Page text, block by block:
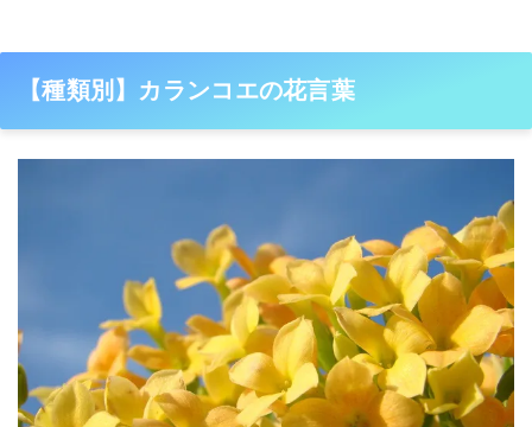
【種類別】カランコエの花言葉